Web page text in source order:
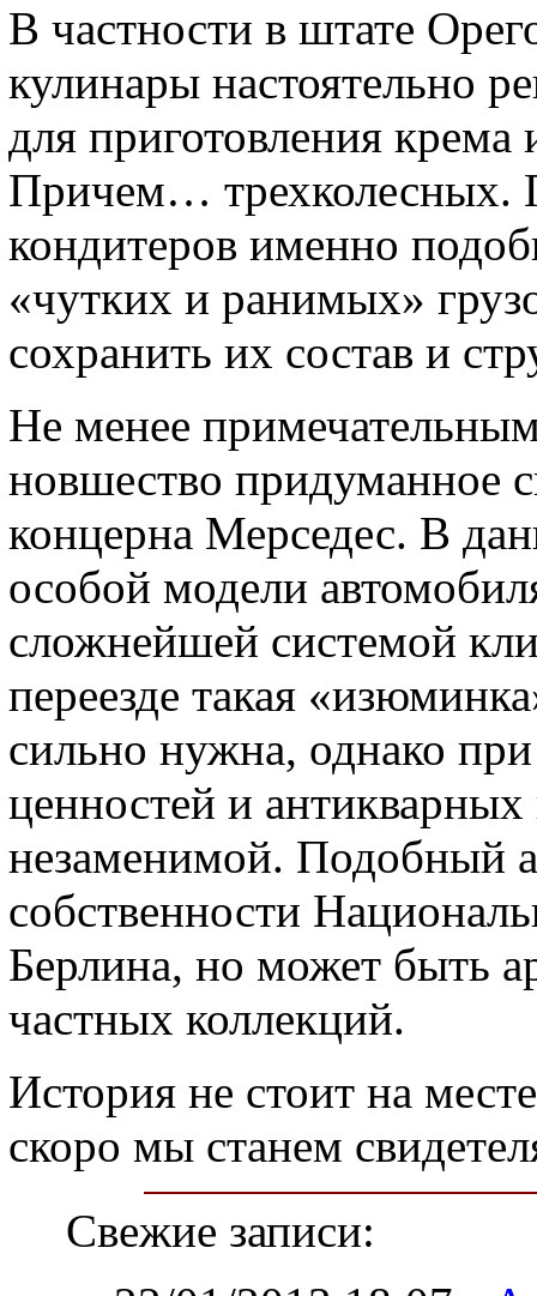
В частности в штате
кулинары настоятельно
для приготовления
Причем… трехколесных.
кондитеров именно
«чутких и ранимых»
сохранить их состав и
Не менее
новшество придуманное
концерна Мерседес. В
особой модели
сложнейшей системой
переезде такая
сильно нужна, однако
ценностей и
незаменимой. Подобный
собственности
Берлина, но может быть
частных коллекций.
История не стоит на
скоро мы станем
Свежие записи: